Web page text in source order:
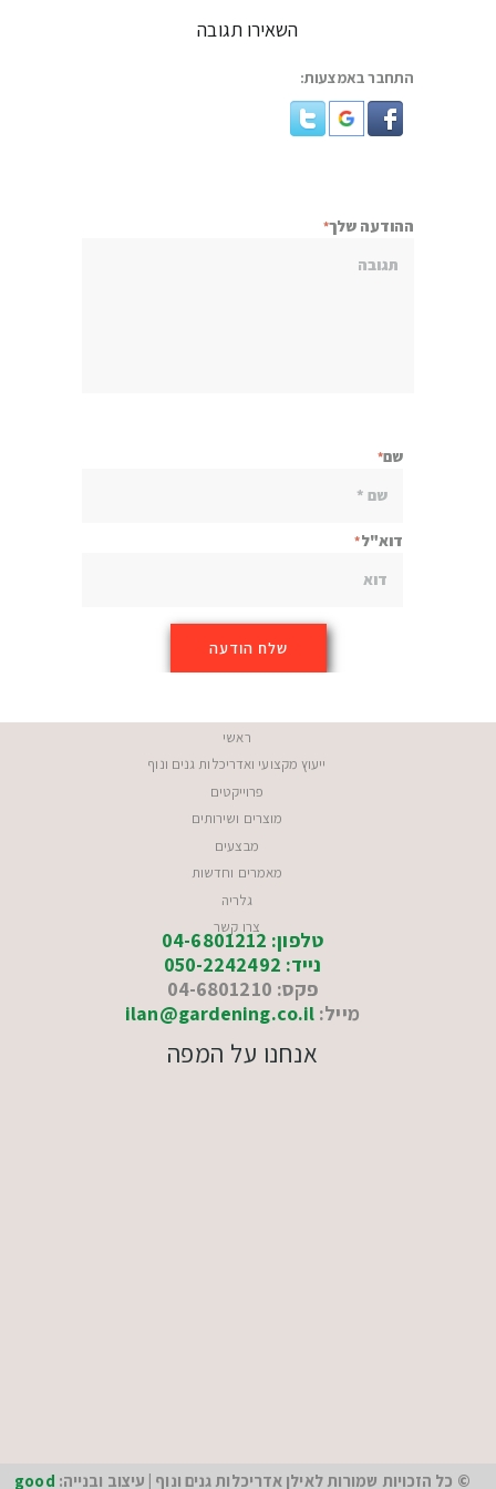
השאירו תגובה
התחבר באמצעות:
ההודעה שלך
שם
דוא"ל
ראשי
ייעוץ מקצועי ואדריכלות גנים ונוף
פרוייקטים
מוצרים ושירותים
מבצעים
מאמרים וחדשות
גלריה
צרו קשר
טלפון: 04-6801212
נייד: 050-2242492
פקס: 04-6801210
מייל: ilan@gardening.co.il
אנחנו על המפה
© כל הזכויות שמורות לאילן אדריכלות גנים ונוף | עיצוב ובנייה: good